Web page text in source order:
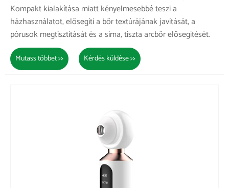
Kompakt kialakítása miatt kényelmesebbé teszi a
házhasználatot, elősegíti a bőr textúrájának javítását, a
pórusok megtisztítását és a sima, tiszta arcbőr elősegítését.
Mutass többet >> Kérdés küldése >>